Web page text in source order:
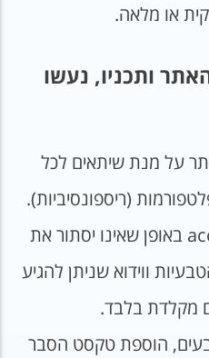
או מלאה.
ותכניו, נעשו
על מנת שיתאים לכל
(ריספונסיביות).
הוספת access keys באופן שאינו יסתור את
ווידוא שניתן להגיע
מקלדת בלבד.
הוספת טקסט הסבר